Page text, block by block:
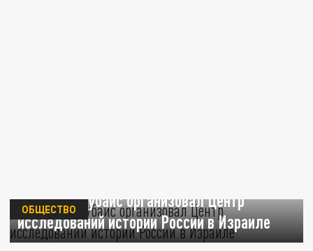
Анатолий Чубайс организовал Центр
исследований истории России в Израиле
ОБЩЕСТВО